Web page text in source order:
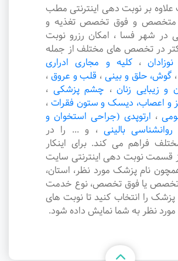
بر نوبت دهی اینترنتی مطب
متخصص و فوق تخصص تغذیه و
در شهر فسا ، امکان رزرو نوبت
در تخصص های مختلف از جمله
،کلیه و مجاری ادراری
، گوش، حلق و بینی ، قلب و عروق ،
و زیبایی زنان ، چشم پزشکی ،
و اعصاب، دیسک و ستون فقرات ،
، ارتوپدی (جراحی استخوان و
روانشناسی بالینی ، و ... را در
فراهم می کند. برای اینکار
قسمت نوبت دهی اینترنتی سایت
نام پزشک مورد نظر، استان،
تخصص یا فوق تخصص، نوع خدمت
را انتخاب کنید تا نوبت های
نظر به شما نمایش داده شود.